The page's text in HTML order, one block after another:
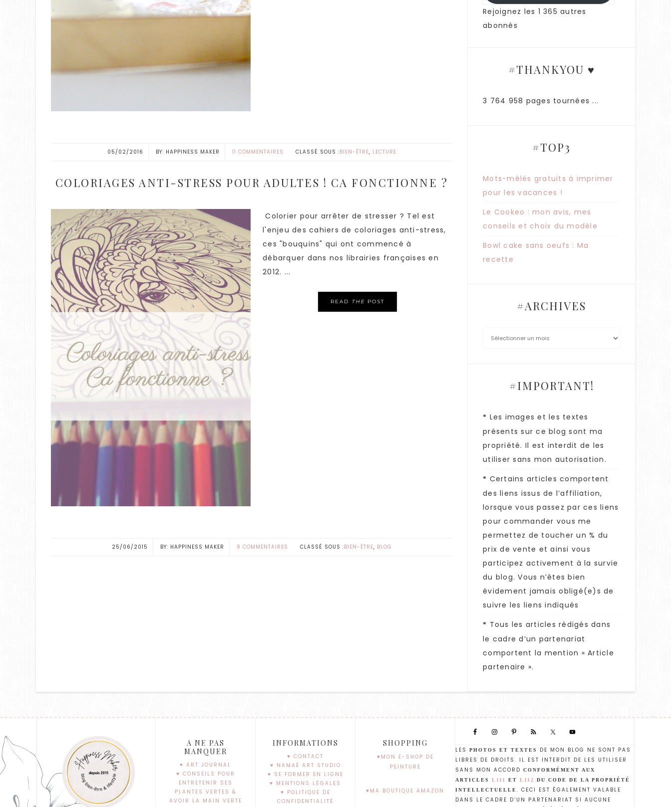
05/02/2016 HAPPINESS MAKER 11 COMMENTAIRES CLASSÉ SOUS :BIEN-ÊTRE, LECTURE
COLORIAGES ANTI-STRESS POUR ADULTES ! CA FONCTIONNE ?
Colorier pour arrêter de stresser ? Tel est
l'enjeu des cahiers de coloriages anti-stress,
ces "bouquins" qui ont commencé à
débarquer dans nos librairies françaises en
2012. ...
READ THE POST
25/06/2015 HAPPINESS MAKER 8 COMMENTAIRES CLASSÉ SOUS :BIEN-ÊTRE, BLOG
Rejoignez les 1 365 autres
abonnés
#THANKYOU ♥
3 764 958 pages tournées ...
#TOP3
Mots-mêlés gratuits à imprimer
pour les vacances !
Le Cookeo : mon avis, mes
conseils et choix du modèle
Bowl cake sans oeufs : Ma
recette
#ARCHIVES
#IMPORTANT!
* Les images et les textes
présents sur ce blog sont ma
propriété. Il est interdit de les
utiliser sans mon autorisation.
* Certains articles comportent
des liens issus de l’affiliation,
lorsque vous passez par ces liens
pour commander vous me
permettez de toucher un % du
prix de vente et ainsi vous
participez activement à la survie
du blog. Vous n’êtes bien
évidement jamais obligé(e)s de
suivre les liens indiqués
* Tous les articles rédigés dans
le cadre d’un partenariat
comportent la mention « Article
partenaire ».
A NE PAS
MANQUER
♥ ART JOURNAL
♥ CONSEILS POUR
ENTRETENIR SES
PLANTES VERTES &
AVOIR LA MAIN VERTE
INFORMATIONS
♥ CONTACT
♥ NAMAË ART STUDIO
♥ SE FORMER EN LIGNE
♥ MENTIONS LÉGALES
♥ POLITIQUE DE
CONFIDENTIALITÉ
SHOPPING
♥MON E-SHOP DE
PEINTURE
♥MA BOUTIQUE AMAZON
LES PHOTOS ET TEXTES DE MON BLOG NE SONT PAS
LIBRES DE DROITS. IL EST INTERDIT DE LES UTILISER
SANS MON ACCORD
CONFORMÉMENT AUX
ARTICLES L111 ET L112
DU CODE DE LA PROPRIÉTÉ
INTELLECTUELLE . CECI EST ÉGALEMENT VALABLE
DANS LE CADRE D’UN PARTENARIAT SI AUCUNE